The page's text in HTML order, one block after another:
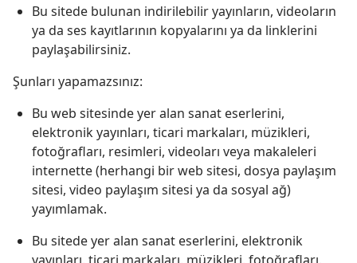
Bu sitede bulunan indirilebilir yayınların, videoların
ya da ses kayıtlarının kopyalarını ya da linklerini
paylaşabilirsiniz.
Şunları yapamazsınız:
Bu web sitesinde yer alan sanat eserlerini,
elektronik yayınları, ticari markaları, müzikleri,
fotoğrafları, resimleri, videoları veya makaleleri
internette (herhangi bir web sitesi, dosya paylaşım
sitesi, video paylaşım sitesi ya da sosyal ağ)
yayımlamak.
Bu sitede yer alan sanat eserlerini, elektronik